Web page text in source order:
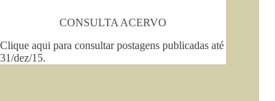
CONSULTA ACERVO
Clique aqui para consultar postagens publicadas até
31/dez/15.